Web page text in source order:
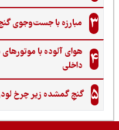
مبارزه با جست‌وجوی گنج‌
هوای آلوده با موتورهای
داخلی
گنجِ گمشده زیر چرخ لودرها